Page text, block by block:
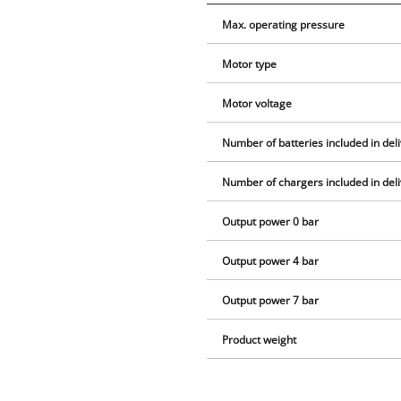
Max. operating pressure
Motor type
Motor voltage
Number of batteries included in
Number of chargers included in
Output power 0 bar
Output power 4 bar
Output power 7 bar
Product weight